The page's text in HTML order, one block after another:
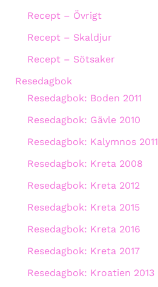
Recept – Övrigt
Recept – Skaldjur
Recept – Sötsaker
Resedagbok
Resedagbok: Boden 2011
Resedagbok: Gävle 2010
Resedagbok: Kalymnos 2011
Resedagbok: Kreta 2008
Resedagbok: Kreta 2012
Resedagbok: Kreta 2015
Resedagbok: Kreta 2016
Resedagbok: Kreta 2017
Resedagbok: Kroatien 2013